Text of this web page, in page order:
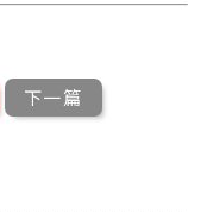
下一篇